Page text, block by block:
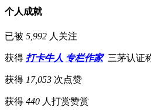
个人成就
已被 5,992 人关注
获得 打卡牛人 专栏作家 三茅认证
获得 17,053 次点赞
获得 440 人打赏赞赏